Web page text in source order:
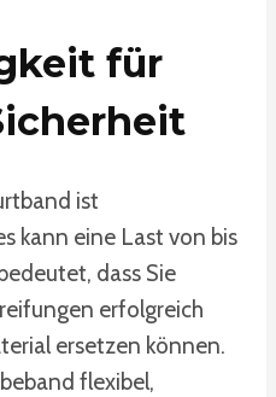
für
ist
kann eine Last von bis
dass Sie
erfolgreich
ersetzen können.
flexibel,